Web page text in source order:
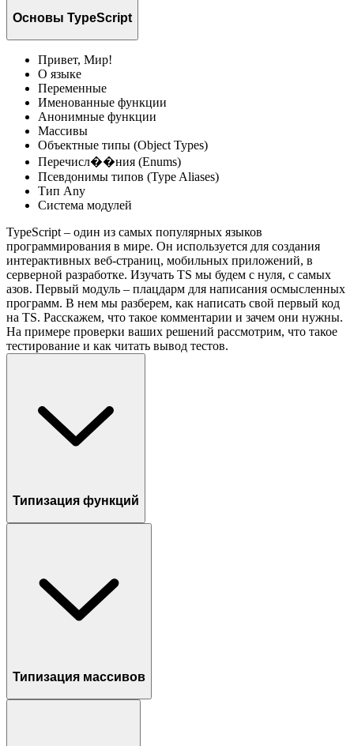
Основы TypeScript
Привет, Мир!
О языке
Переменные
Именованные функции
Анонимные функции
Массивы
Объектные типы (Object Types)
Перечисл��ния (Enums)
Псевдонимы типов (Type Aliases)
Тип Any
Система модулей
TypeScript – один из самых популярных языков
программирования в мире. Он используется для создания
интерактивных веб-страниц, мобильных приложений, в
серверной разработке. Изучать TS мы будем с нуля, с самых
азов. Первый модуль – плацдарм для написания осмысленных
программ. В нем мы разберем, как написать свой первый код
на TS. Расскажем, что такое комментарии и зачем они нужны.
На примере проверки ваших решений рассмотрим, что такое
тестирование и как читать вывод тестов.
Типизация функций
Типизация массивов